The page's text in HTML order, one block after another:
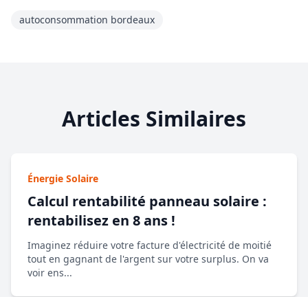
autoconsommation bordeaux
Articles Similaires
Énergie Solaire
Calcul rentabilité panneau solaire :
rentabilisez en 8 ans !
Imaginez réduire votre facture d'électricité de moitié
tout en gagnant de l'argent sur votre surplus. On va
voir ens...